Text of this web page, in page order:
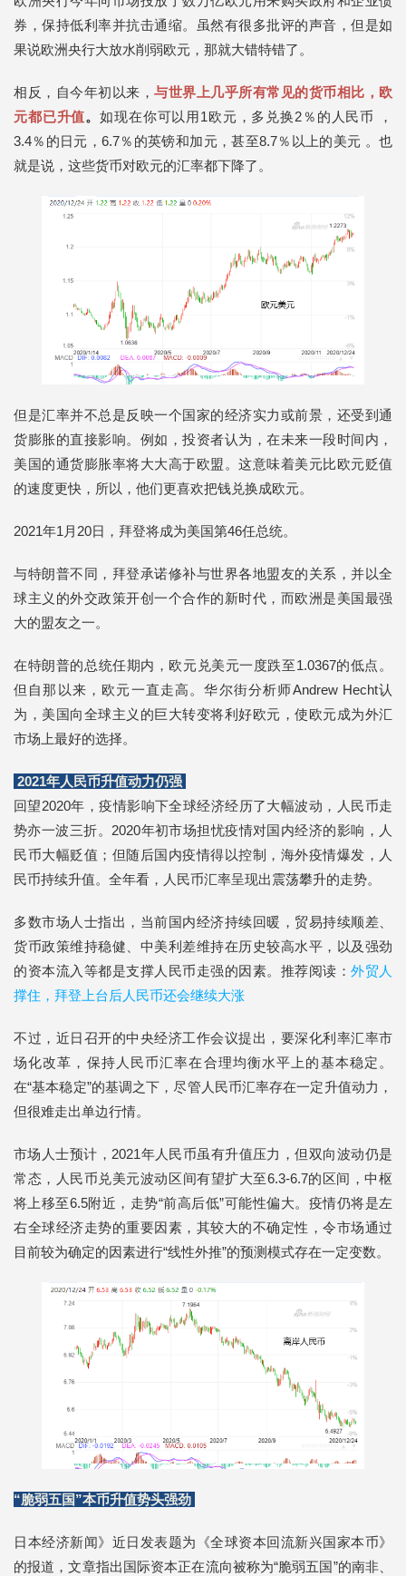
券，保持低利率并抗击通缩。虽然有很多批评的声音，但是如
果说欧洲央行大放水削弱欧元，那就大错特错了。
相反，自今年初以来， 与世界上几乎所有常见的货币相比，欧
元都已升值。如现在你可以用1欧元，多兑换2％的人民币 ，
3.4％的日元，6.7％的英镑和加元，甚至8.7％以上的美元 。也
就是说，这些货币对欧元的汇率都下降了。
但是汇率并不总是反映一个国家的经济实力或前景，还受到通
货膨胀的直接影响。例如，投资者认为，在未来一段时间内，
美国的通货膨胀率将大大高于欧盟。这意味着美元比欧元贬值
的速度更快，所以，他们更喜欢把钱兑换成欧元。
2021年1月20日，拜登将成为美国第46任总统。
与特朗普不同，拜登承诺修补与世界各地盟友的关系，并以全
球主义的外交政策开创一个合作的新时代，而欧洲是美国最强
大的盟友之一。
在特朗普的总统任期内，欧元兑美元一度跌至1.0367的低点。
但自那以来，欧元一直走高。华尔街分析师Andrew Hecht认
为，美国向全球主义的巨大转变将利好欧元，使欧元成为外汇
市场上最好的选择。
2021年人民币升值动力仍强
回望2020年，疫情影响下全球经济经历了大幅波动，人民币走
势亦一波三折。2020年初市场担忧疫情对国内经济的影响，人
民币大幅贬值；但随后国内疫情得以控制，海外疫情爆发，人
民币持续升值。全年看，人民币汇率呈现出震荡攀升的走势。
多数市场人士指出，当前国内经济持续回暖，贸易持续顺差、
货币政策维持稳健、中美利差维持在历史较高水平，以及强劲
的资本流入等都是支撑人民币走强的因素。推荐阅读： 外贸人
撑住，拜登上台后人民币还会继续大涨
不过，近日召开的中央经济工作会议提出，要深化利率汇率市
场化改革，保持人民币汇率在合理均衡水平上的基本稳定。
在“基本稳定”的基调之下，尽管人民币汇率存在一定升值动力，
但很难走出单边行情。
市场人士预计，2021年人民币虽有升值压力，但双向波动仍是
常态，人民币兑美元波动区间有望扩大至6.3-6.7的区间，中枢
将上移至6.5附近，走势“前高后低”可能性偏大。疫情仍将是左
右全球经济走势的重要因素，其较大的不确定性，令市场通过
目前较为确定的因素进行“线性外推”的预测模式存在一定变数。
“脆弱五国”本币升值势头强劲
日本经济新闻》近日发表题为《全球资本回流新兴国家本币》
的报道，文章指出国际资本正在流向被称为“脆弱五国”的南非、